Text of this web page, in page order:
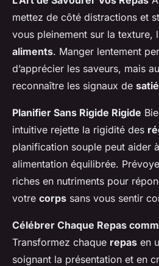
mettez de côté distractions et
vous pleinement sur la texture,
aliments. Manger lentement
d’apprécier les saveurs, mais
reconnaître les signaux de
Planifier Sans Rigide Rigide
intuitive rejette la rigidité des
planification souple peut aider
alimentation équilibrée.
riches en nutriments pour
votre corps sans vous sentir
Célébrer Chaque Repas
Transformez chaque repas en
soignant la présentation et en